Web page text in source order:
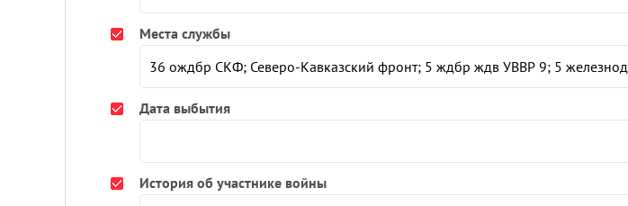
Места службы
Дата выбытия
История об участнике войны